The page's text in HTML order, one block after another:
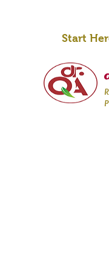
Start